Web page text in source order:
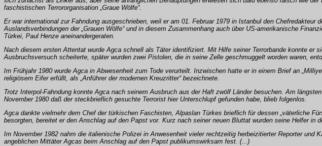
faschistischen Terrororganisation „Graue Wölfe“.
Er war international zur Fahndung ausgeschrieben, weil er am 01. Februar 1979 in Istanbul den
Auslandsverbindungen der „Grauen Wölfe“ und in diesem Zusammenhang auch über US-amerikanische
Türkei, Paul Henze aneinandergeraten.
Nach diesem ersten Attentat wurde Agca schnell als Täter identifiziert. Mit Hilfe seiner Terrorbande konnte
Ausbruchsversuch scheiterte, später wurden zwei Pistolen, die in seine Zelle geschmuggelt worden waren,
Im Frühjahr 1980 wurde Agca in Abwesenheit zum Tode verurteilt. Inzwischen hatte er in einem Brief an
religiösem Eifer erfüllt, als „Anführer der modernen Kreuzritter“ bezeichnete.
Trotz Interpol-Fahndung konnte Agca nach seinem Ausbruch aus der Haft zwölf Länder besuchen. Am
November 1980 daß der steckbrieflich gesuchte Terrorist hier Unterschlupf gefunden habe, blieb folgenlos.
Agca dankte vielmehr dem Chef der türkischen Faschisten, Alpaslan Türkes brieflich für dessen „väterliche
besorgten, bereitet er den Anschlag auf den Papst vor. Kurz nach seiner neuen Bluttat wurden seine Helfer
Im November 1982 nahm die italienische Polizei in Anwesenheit vieler rechtzeitig herbeizitierter Reporter
angeblichen Mittäter Agcas beim Anschlag auf den Papst publikumswirksam fest. (...)